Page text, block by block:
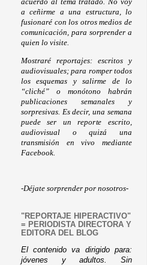
acuerdo al tema tratado. No voy
a ceñirme a una estructura, lo
fusionaré con los otros medios de
comunicación, para sorprender a
quien lo visite.
Mostraré reportajes: escritos y
audiovisuales; para romper todos
los esquemas y salirme de lo
“cliché” o monótono habrán
publicaciones semanales y
sorpresivas. Es decir, una semana
puede ser un reporte escrito,
audiovisual o quizá una
transmisión en vivo mediante
Facebook.
-Déjate sorprender por nosotros-
"REPORTAJE HIPERACTIVO"
= PERIODISTA DIRECTORA Y
EDITORA DEL BLOG
El contenido va dirigido para:
jóvenes y adultos. Sin